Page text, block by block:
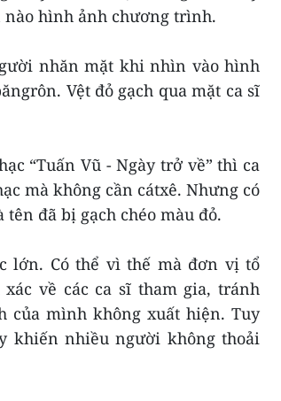
nào hình ảnh chương trình.
nhăn mặt khi nhìn vào hình
Vệt đỏ gạch qua mặt ca sĩ
“Tuấn Vũ - Ngày trở về” thì ca
mà không cần cátxê. Nhưng có
đã bị gạch chéo màu đỏ.
lớn. Có thể vì thế mà đơn vị tổ
về các ca sĩ tham gia, tránh
của mình không xuất hiện. Tuy
khiến nhiều người không thoải